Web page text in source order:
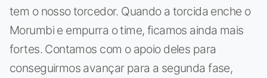
tem o nosso torcedor. Quando a torcida enche o
Morumbi e empurra o time, ficamos ainda mais
fortes. Contamos com o apoio deles para
conseguirmos avançar para a segunda fase,